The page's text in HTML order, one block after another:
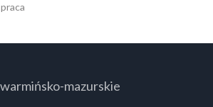
mazurskie